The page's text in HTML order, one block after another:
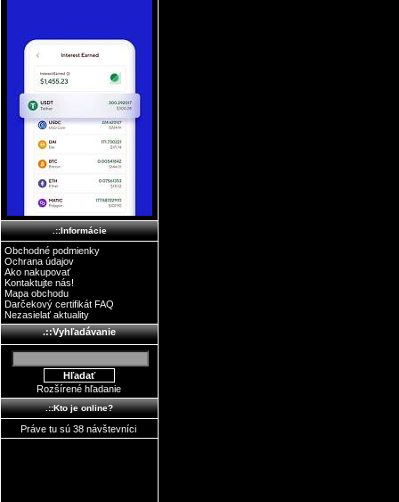
.::Informácie
Obchodné podmienky
Ochrana údajov
Ako nakupovať
Kontaktujte nás!
Mapa obchodu
Darčekový certifikát FAQ
Nezasielať aktuality
.::Vyhľadávanie
Rozšírené hľadanie
.::Kto je online?
Práve tu sú 38 návštevníci